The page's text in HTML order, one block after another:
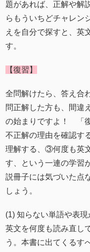
題があれば、正解や解
らもういちどチャレン
えを自分で探すと、英
す。
【復習】
全問解けたら、答え合
問正解した方も、間違
の始まりですよ！ 「
不正解の理由を確認す
理解する、③何度も英
す、という一連の学習
説冊子には気づいた点
しょう。
(1) 知らない単語や表
英文を何度も読み直し
う。本書に出てくるす